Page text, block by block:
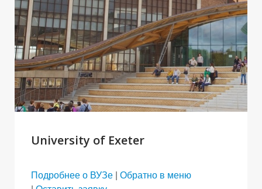
University of Exeter
Подробнее о ВУЗе| Обратно в меню